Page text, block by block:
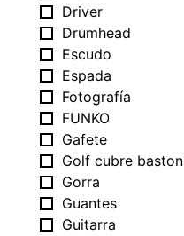
Driver
Drumhead
Escudo
Espada
Fotografía
FUNKO
Gafete
Golf cubre baston
Gorra
Guantes
Guitarra